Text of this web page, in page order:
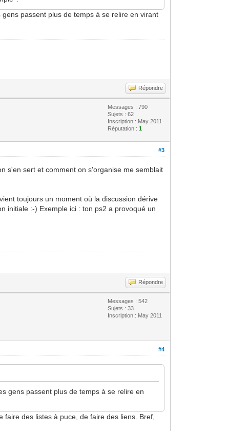
passent plus de temps à se relire en virant
Répondre
Messages : 790
Sujets : 62
Inscription : May 2011
Réputation :1
#3
s'en sert et comment on s'organise me semblait
toujours un moment où la discussion dérive
initiale :-) Exemple ici : ton ps2 a provoqué un
Répondre
Messages : 542
Sujets : 33
Inscription : May 2011
#4
gens passent plus de temps à se relire en
des listes à puce, de faire des liens. Bref,